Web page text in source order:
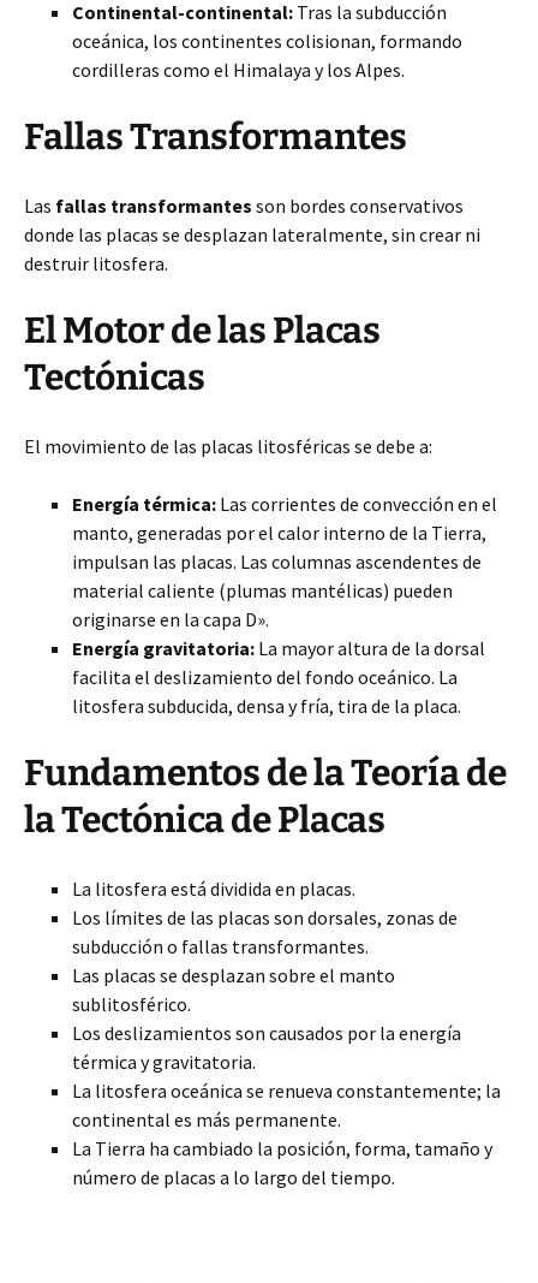
Continental-continental: Tras la subducción
oceánica, los continentes colisionan, formando
cordilleras como el Himalaya y los Alpes.
Fallas Transformantes
Las fallas transformantes son bordes conservativos
donde las placas se desplazan lateralmente, sin crear ni
destruir litosfera.
El Motor de las Placas
Tectónicas
El movimiento de las placas litosféricas se debe a:
Energía térmica: Las corrientes de convección en el
manto, generadas por el calor interno de la Tierra,
impulsan las placas. Las columnas ascendentes de
material caliente (plumas mantélicas) pueden
originarse en la capa D».
Energía gravitatoria: La mayor altura de la dorsal
facilita el deslizamiento del fondo oceánico. La
litosfera subducida, densa y fría, tira de la placa.
Fundamentos de la Teoría de
la Tectónica de Placas
La litosfera está dividida en placas.
Los límites de las placas son dorsales, zonas de
subducción o fallas transformantes.
Las placas se desplazan sobre el manto
sublitosférico.
Los deslizamientos son causados por la energía
térmica y gravitatoria.
La litosfera oceánica se renueva constantemente; la
continental es más permanente.
La Tierra ha cambiado la posición, forma, tamaño y
número de placas a lo largo del tiempo.